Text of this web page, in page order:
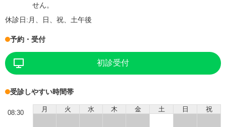
せん。
休診日: 月、日、祝、土午後
予約・受付
初診受付
受診しやすい時間帯
月 火 水 木 金 土 日 祝
08:30